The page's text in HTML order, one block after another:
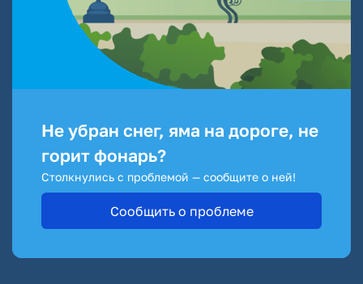
Не убран снег, яма на дороге, не
горит фонарь?
Столкнулись с проблемой — сообщите о ней!
Сообщить о проблеме